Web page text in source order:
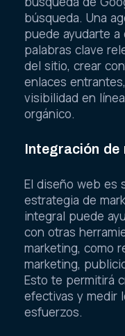
búsqueda. Una
puede ayudarte
palabras clave
del sitio, crear
enlaces
visibilidad en
orgánico.
Integración de
El diseño web es
estrategia de
integral puede
con otras
marketing, como
marketing,
Esto te permitirá
efectivas y medir
esfuerzos.